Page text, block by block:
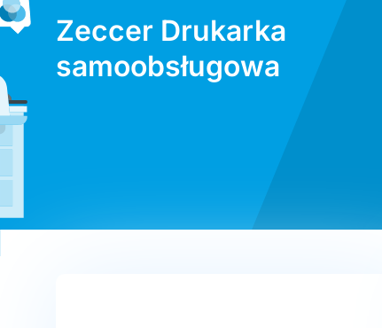
Zeccer Drukarka
samoobsługowa